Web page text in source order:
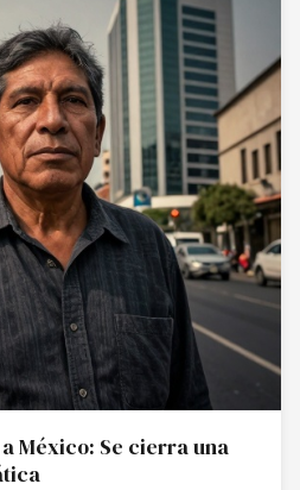
México: Se cierra una